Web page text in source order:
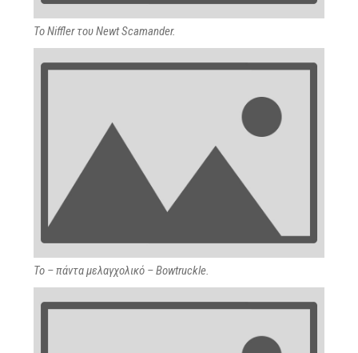
To Niffler του Newt Scamander.
Το – πάντα μελαγχολικό – Bowtruckle.